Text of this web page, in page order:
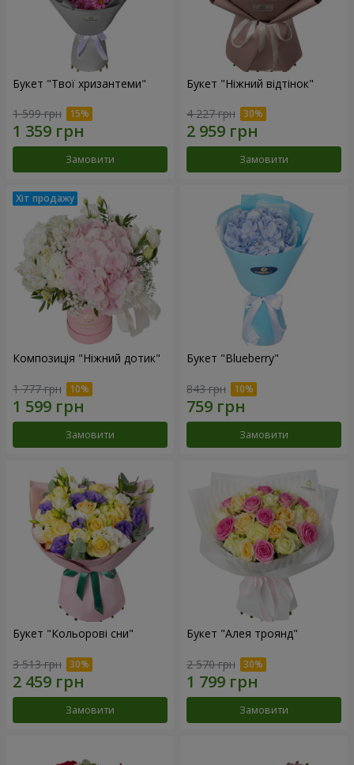
Букет "Твої хризантеми"
1 599 грн
Замовити
Букет "Ніжний відтінок"
4 227 грн
Замовити
Композиція "Ніжний дотик"
1 777 грн
Замовити
Букет "Blueberry"
843 грн
Замовити
Букет "Кольорові сни"
3 513 грн
Замовити
Букет "Алея троянд"
2 570 грн
Замовити